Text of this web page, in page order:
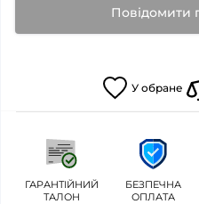
Повідомити
У обране
ГАРАНТІЙНИЙ
ТАЛОН
БЕЗПЕЧНА
ОПЛАТА